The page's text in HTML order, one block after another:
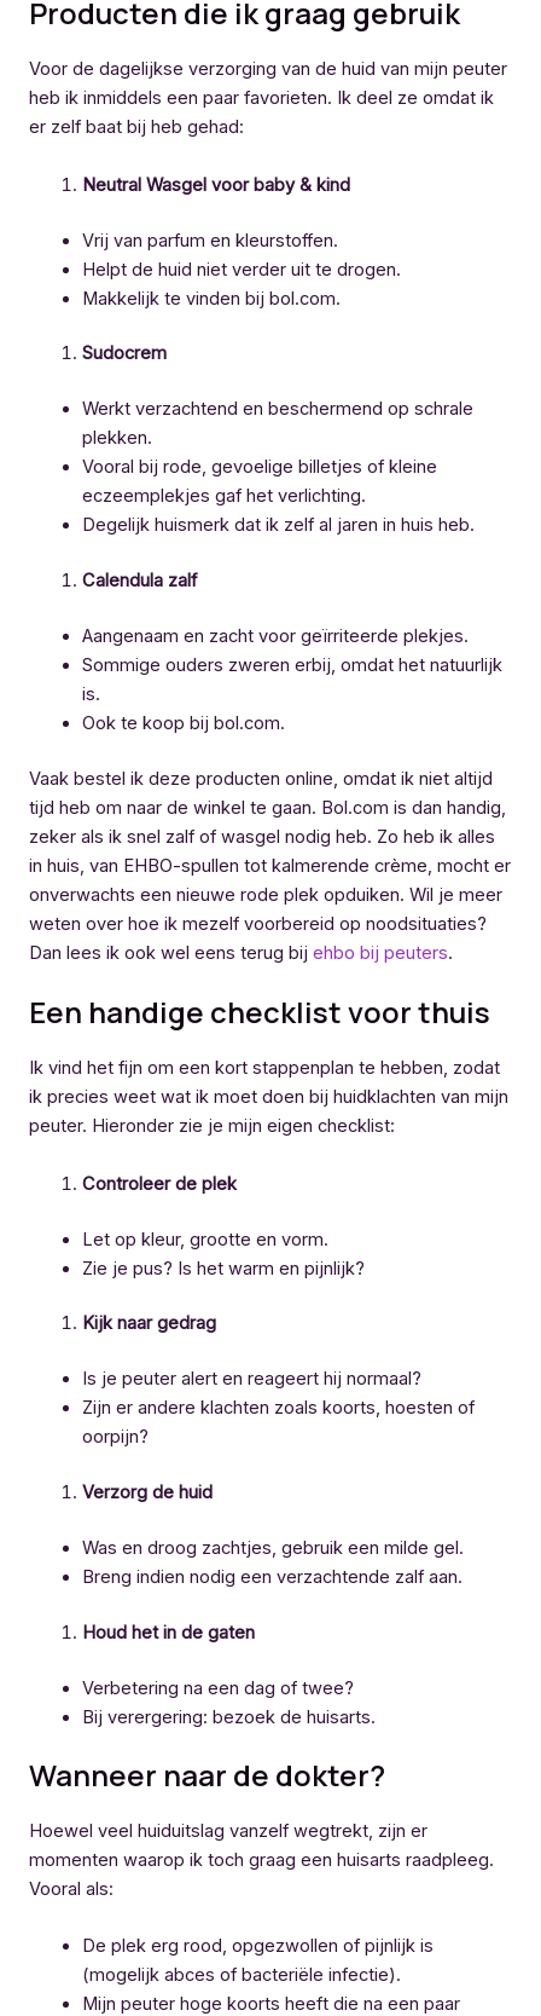
Producten die ik graag gebruik
Voor de dagelijkse verzorging van de huid van mijn peuter
heb ik inmiddels een paar favorieten. Ik deel ze omdat ik
er zelf baat bij heb gehad:
Neutral Wasgel voor baby & kind
Vrij van parfum en kleurstoffen.
Helpt de huid niet verder uit te drogen.
Makkelijk te vinden bij bol.com.
Sudocrem
Werkt verzachtend en beschermend op schrale
plekken.
Vooral bij rode, gevoelige billetjes of kleine
eczeemplekjes gaf het verlichting.
Degelijk huismerk dat ik zelf al jaren in huis heb.
Calendula zalf
Aangenaam en zacht voor geïrriteerde plekjes.
Sommige ouders zweren erbij, omdat het natuurlijk
is.
Ook te koop bij bol.com.
Vaak bestel ik deze producten online, omdat ik niet altijd
tijd heb om naar de winkel te gaan. Bol.com is dan handig,
zeker als ik snel zalf of wasgel nodig heb. Zo heb ik alles
in huis, van EHBO-spullen tot kalmerende crème, mocht er
onverwachts een nieuwe rode plek opduiken. Wil je meer
weten over hoe ik mezelf voorbereid op noodsituaties?
Dan lees ik ook wel eens terug bij ehbo bij peuters.
Een handige checklist voor thuis
Ik vind het fijn om een kort stappenplan te hebben, zodat
ik precies weet wat ik moet doen bij huidklachten van mijn
peuter. Hieronder zie je mijn eigen checklist:
Controleer de plek
Let op kleur, grootte en vorm.
Zie je pus? Is het warm en pijnlijk?
Kijk naar gedrag
Is je peuter alert en reageert hij normaal?
Zijn er andere klachten zoals koorts, hoesten of
oorpijn?
Verzorg de huid
Was en droog zachtjes, gebruik een milde gel.
Breng indien nodig een verzachtende zalf aan.
Houd het in de gaten
Verbetering na een dag of twee?
Bij verergering: bezoek de huisarts.
Wanneer naar de dokter?
Hoewel veel huiduitslag vanzelf wegtrekt, zijn er
momenten waarop ik toch graag een huisarts raadpleeg.
Vooral als:
De plek erg rood, opgezwollen of pijnlijk is
(mogelijk abces of bacteriële infectie).
Mijn peuter hoge koorts heeft die na een paar